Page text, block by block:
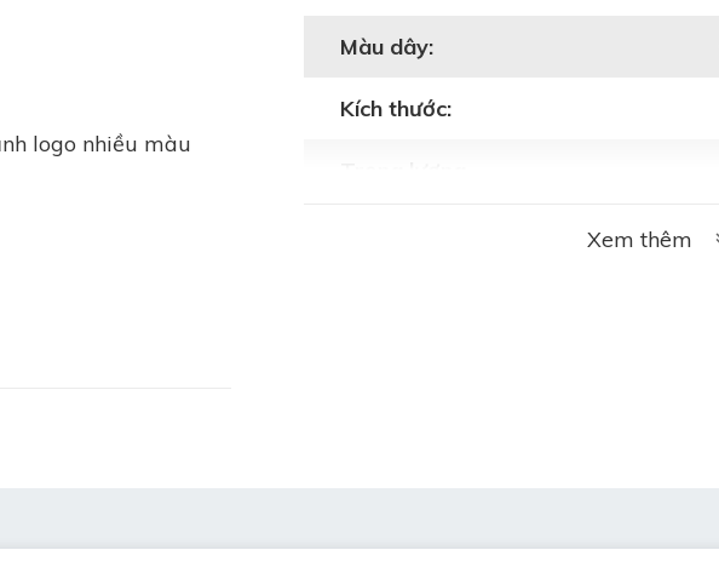
logo nhiều màu
Màu dây:
Kích thước:
Xem thêm